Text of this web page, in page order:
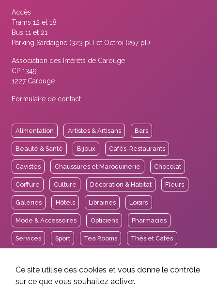
Accès
Trams 12 et 18
Bus 11 et 21
Parking Sardaigne (323 pl.) et Octroi (297 pl.)
Association des Intérêts de Carouge
CP 1349
1227 Carouge
Formulaire de contact
Alimentation Artistes & Artisans Bars
Beauté & Santé Bijoux Cafés-Restaurants
Cavistes Chaussures et Maroquinerie Chocolat
Coiffure Culture Décoration & Habitat Fleurs
Galeries Hôtels Librairies Loisirs
Mode & Accessoires Opticiens Pharmacies
Services Sport Tea Rooms Thés et Cafés
Ce site utilise des cookies et vous donne le contrôle
sur ce que vous souhaitez activer.